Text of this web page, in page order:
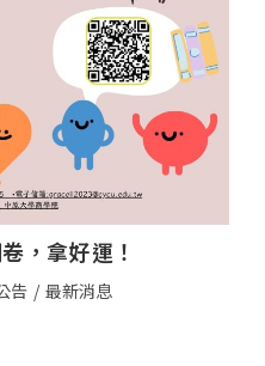
，拿好運！
告 / 最新消息